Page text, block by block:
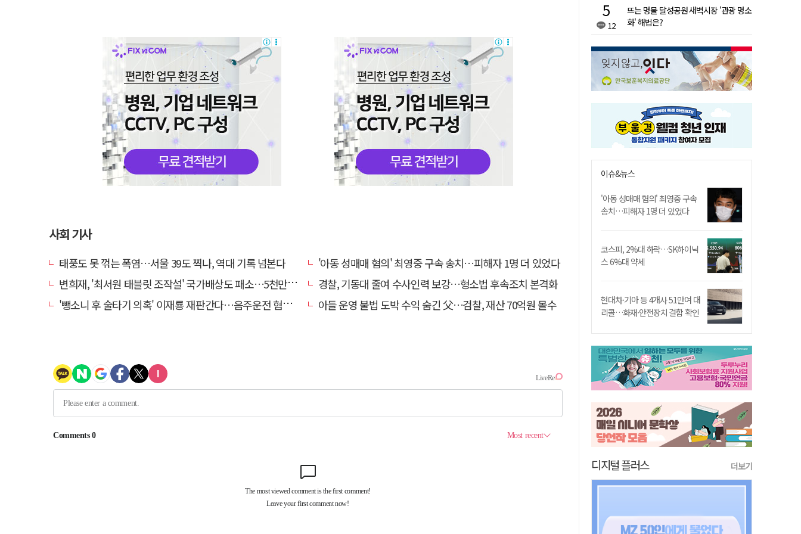
사회 기사
태풍도 못 꺾는 폭염…서울 39도 찍나, 역대 기록 넘본다
'아동 성매매 혐의' 최영중 구속 송치…피해자 1명 더 있었다
변희재, '최서원 태블릿 조작설' 국가배상도 패소…5천만원 청구 기각
경찰, 기동대 줄여 수사인력 보강…형소법 후속조치 본격화
'뺑소니 후 술타기 의혹' 이재룡 재판간다…음주운전 혐의 제외
아들 운영 불법 도박 수익 숨긴 父…검찰, 재산 70억원 몰수
12
뜨는 명물 달성공원 새벽시장 '관광 명소
화' 해법은?
이슈&뉴스
'아동 성매매 혐의' 최영중 구속
송치…피해자 1명 더 있었다
코스피, 2%대 하락…SK하이닉
스 6%대 약세
현대차·기아 등 4개사 51만여 대
리콜…화재·안전장치 결함 확인
디지털 플러스 더보기